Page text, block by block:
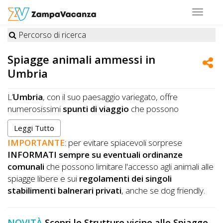
Toggle
STRUTTURE
A
LUOGHI
A
DOG
A
Percorso di ricerca
Spiagge animali ammessi in
Umbria
L’Umbria, con il suo paesaggio variegato, offre
numerosissimi spunti di viaggio che possono
accontentare i gusti di ogni tipo di viaggiatore. Si tratta
dell’unica regione del centro-sud che non ha confini
geografici sul mare, ma offre paesaggi collinari noti in
tutto il mondo fino a vere e proprie montagne della
catena appenninica. Gli specchi d’acqua non mancano, si
ricorda su tuttilago Trasimeno, il quarto più grande
d’Italia che con le sue isole proponeitinerari turistici
70% della regione creando il tipico paesaggio umbro
Leggi Tutto
IMPORTANTE: per evitare spiacevoli sorprese
INFORMATI sempre su eventuali ordinanze
comunali che possono limitare l'accesso agli animali alle
spiagge libere e sui regolamenti dei singoli
stabilimenti balnerari privati, anche se dog friendly.